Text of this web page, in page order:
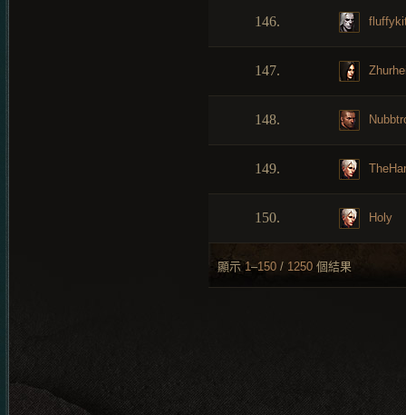
146.
147.
148.
149.
150. Holy
顯示 1–150 / 1250 個結果